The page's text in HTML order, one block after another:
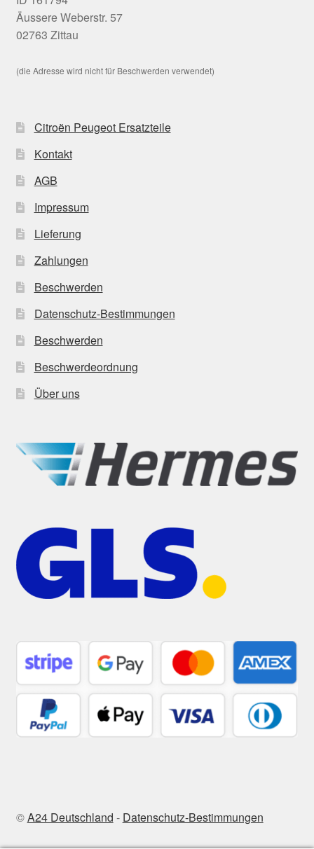
Äussere Weberstr. 57
02763 Zittau
(die Adresse wird nicht für Beschwerden verwendet)
Citroën Peugeot Ersatzteile
Kontakt
AGB
Impressum
Lieferung
Zahlungen
Beschwerden
Datenschutz-Bestimmungen
Beschwerden
Beschwerdeordnung
Über uns
©A24 Deutschland - Datenschutz-Bestimmungen